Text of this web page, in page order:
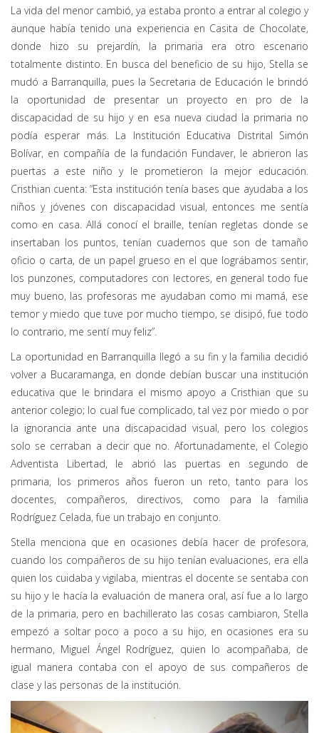
La vida del menor cambió, ya estaba pronto a entrar al colegio y
aunque había tenido una experiencia en Casita de Chocolate,
donde hizo su prejardín, la primaria era otro escenario
totalmente distinto. En busca del beneficio de su hijo, Stella se
mudó a Barranquilla, pues la Secretaria de Educación le brindó
la oportunidad de presentar un proyecto en pro de la
discapacidad de su hijo y en esa nueva ciudad la primaria no
podía esperar más. La Institución Educativa Distrital Simón
Bolívar, en compañía de la fundación Fundaver, le abrieron las
puertas a este niño y le prometieron la mejor educación.
Cristhian cuenta: “Esta institución tenía bases que ayudaba a los
niños y jóvenes con discapacidad visual, entonces me sentía
como en casa. Allá conocí el braille, tenían regletas donde se
insertaban los puntos, tenían cuadernos que son de tamaño
oficio o carta, de un papel grueso en el que lográbamos sentir,
los punzones, computadores con lectores, en general todo fue
muy bueno, las profesoras me ayudaban como mi mamá, ese
temor y miedo que tuve por mucho tiempo, se disipó, fue todo
lo contrario, me sentí muy feliz”.
La oportunidad en Barranquilla llegó a su fin y la familia decidió
volver a Bucaramanga, en donde debían buscar una institución
educativa que le brindara el mismo apoyo a Cristhian que su
anterior colegio; lo cual fue complicado, tal vez por miedo o por
la ignorancia ante una discapacidad visual, pero los colegios
solo se cerraban a decir que no. Afortunadamente, el Colegio
Adventista Libertad, le abrió las puertas en segundo de
primaria, los primeros años fueron un reto, tanto para los
docentes, compañeros, directivos, como para la familia
Rodríguez Celada, fue un trabajo en conjunto.
Stella menciona que en ocasiones debía hacer de profesora,
cuando los compañeros de su hijo tenían evaluaciones, era ella
quien los cuidaba y vigilaba, mientras el docente se sentaba con
su hijo y le hacía la evaluación de manera oral, así fue a lo largo
de la primaria, pero en bachillerato las cosas cambiaron, Stella
empezó a soltar poco a poco a su hijo, en ocasiones era su
hermano, Miguel Ángel Rodríguez, quien lo acompañaba, de
igual manera contaba con el apoyo de sus compañeros de
clase y las personas de la institución.